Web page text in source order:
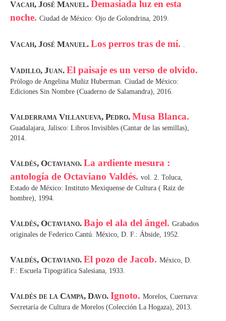
Vacah, José Manuel. Demasiada luz en esta
noche. Ciudad de México: Ojo de Golondrina, 2019.
Vacah, José Manuel. Los perros tras de mí. .
Vadillo, Juan. El paisaje es un verso de olvido.
Prólogo de Angelina Muñiz Huberman. Ciudad de México:
Ediciones Sin Nombre (Cuaderno de Salamandra), 2016.
Valderrama Villanueva, Pedro. Musa Blanca.
Guadalajara, Jalisco: Libros Invisibles (Cantar de las semillas),
2014.
Valdés, Octaviano. La ardiente mesura :
antología de Octaviano Valdés. vol. 2. Toluca,
Estado de México: Instituto Mexiquense de Cultura ( Raiz de
hombre), 1994.
Valdés, Octaviano. Bajo el ala del ángel. Grabados
originales de Federico Cantú. México, D. F.: Ábside, 1952.
Valdés, Octaviano. El pozo de Jacob. México, D.
F.: Escuela Tipográfica Salesiana, 1933.
Valdés de la Campa, Davo. Ignoto. Morelos, Cuernava:
Secretaría de Cultura de Morelos (Colección La Hogaza), 2013.